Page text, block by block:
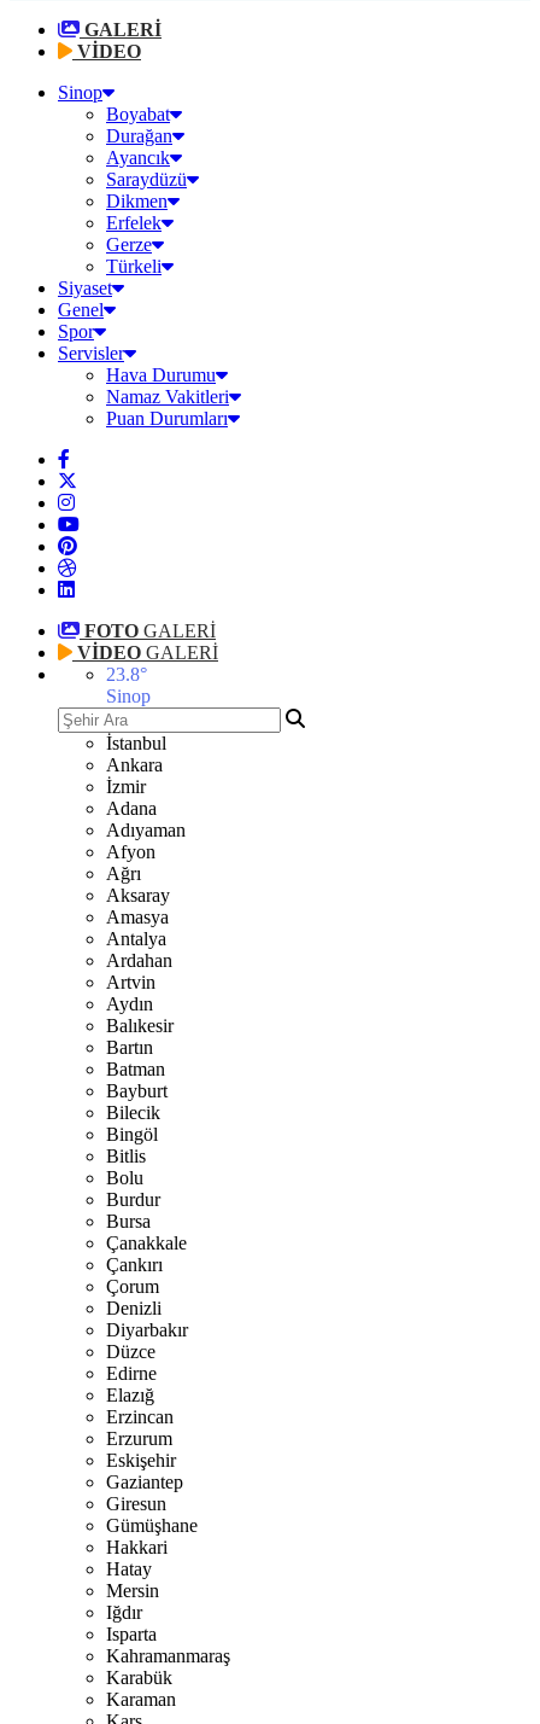
GALERİ
VİDEO
Sinop
Boyabat
Durağan
Ayancık
Saraydüzü
Dikmen
Erfelek
Gerze
Türkeli
Siyaset
Genel
Spor
Servisler
Hava Durumu
Namaz Vakitleri
Puan Durumları
FOTO GALERİ
VİDEO GALERİ
23.8°
Sinop
İstanbul
Ankara
İzmir
Adana
Adıyaman
Afyon
Ağrı
Aksaray
Amasya
Antalya
Ardahan
Artvin
Aydın
Balıkesir
Bartın
Batman
Bayburt
Bilecik
Bingöl
Bitlis
Bolu
Burdur
Bursa
Çanakkale
Çankırı
Çorum
Denizli
Diyarbakır
Düzce
Edirne
Elazığ
Erzincan
Erzurum
Eskişehir
Gaziantep
Giresun
Gümüşhane
Hakkari
Hatay
Mersin
Iğdır
Isparta
Kahramanmaraş
Karabük
Karaman